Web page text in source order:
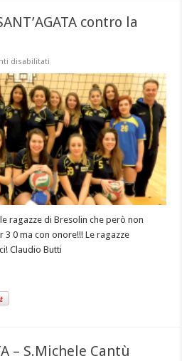
contro la
disabilitati
JUNIORES
SANT’AGATA
contro
la
capolista
ragazze di Bresolin che però non
0 ma con onore!!! Le ragazze
Claudio Butti
– S.Michele Cantù